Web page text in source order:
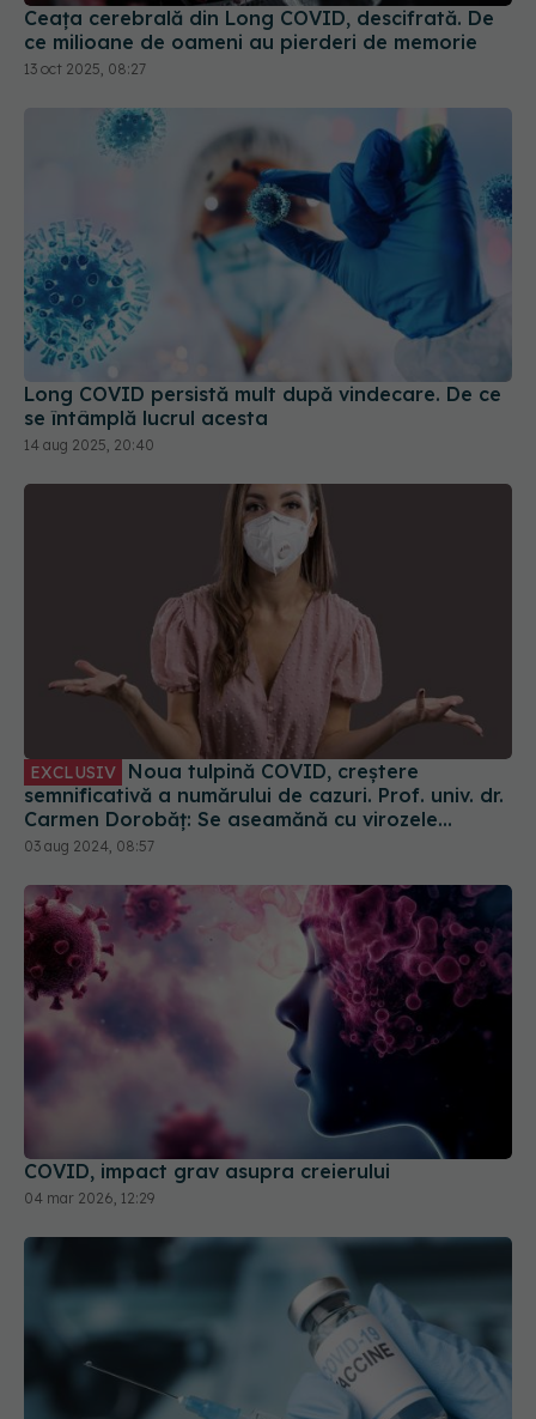
Ceața cerebrală din Long COVID, descifrată. De
ce milioane de oameni au pierderi de memorie
13 oct 2025, 08:27
Long COVID persistă mult după vindecare. De ce
se întâmplă lucrul acesta
14 aug 2025, 20:40
EXCLUSIV
semnificativă a numărului de cazuri. Prof. univ. dr.
Carmen Dorobăț: Se aseamănă cu virozele
respiratorii. Nu necesită tratament simptomatic
03 aug 2024, 08:57
COVID, impact grav asupra creierului
04 mar 2026, 12:29